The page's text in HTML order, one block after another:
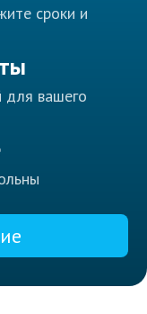
сроки и
для вашего